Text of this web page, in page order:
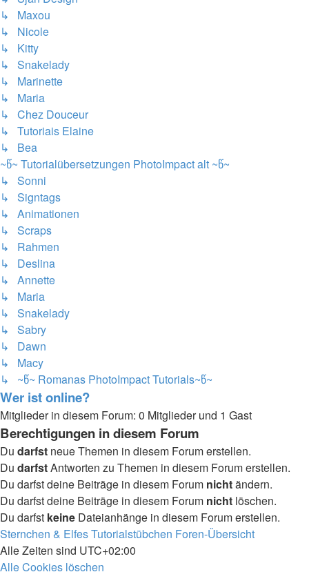
↳ Maxou
↳ Nicole
↳ Kitty
↳ Snakelady
↳ Marinette
↳ Maria
↳ Chez Douceur
↳ Tutoriais Elaine
↳ Bea
~წ~ Tutorialübersetzungen PhotoImpact alt ~წ~
↳ Sonni
↳ Signtags
↳ Animationen
↳ Scraps
↳ Rahmen
↳ Deslina
↳ Annette
↳ Maria
↳ Snakelady
↳ Sabry
↳ Dawn
↳ Macy
↳ ~წ~ Romanas PhotoImpact Tutorials~წ~
Wer ist online?
Mitglieder in diesem Forum: 0 Mitglieder und 1 Gast
Berechtigungen in diesem Forum
Du darfst neue Themen in diesem Forum erstellen.
Du darfstAntworten zu Themen in diesem Forum erstellen.
Du darfst deine Beiträge in diesem Forum nichtändern.
Du darfst deine Beiträge in diesem Forum nicht löschen.
Du darfst keine Dateianhänge in diesem Forum erstellen.
Sternchen & Elfes Tutorialstübchen Foren-Übersicht
Alle Zeiten sind UTC+02:00
Alle Cookies löschen